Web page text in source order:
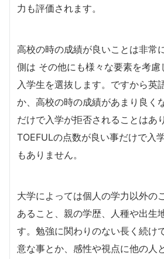
力も評価されます。
高校の時の成績が良いことは非常
側は その他にも様々な要素を考慮
入学生を選抜します。ですから英
か、高校の時の成績があまり良く
だけで入学が拒否されることはあ
TOEFULの点数が良い事だけで入
もありません。
大学によっては個人の学力以外の
あること、親の学歴、人種や出生
す。勉強に関わりのない長く続け
意な事とか、感性や視点に他の人